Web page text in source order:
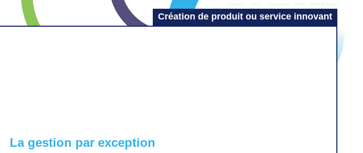
contenu menu navigation outils pied de page
Création de produit ou service innovant
La gestion par exception